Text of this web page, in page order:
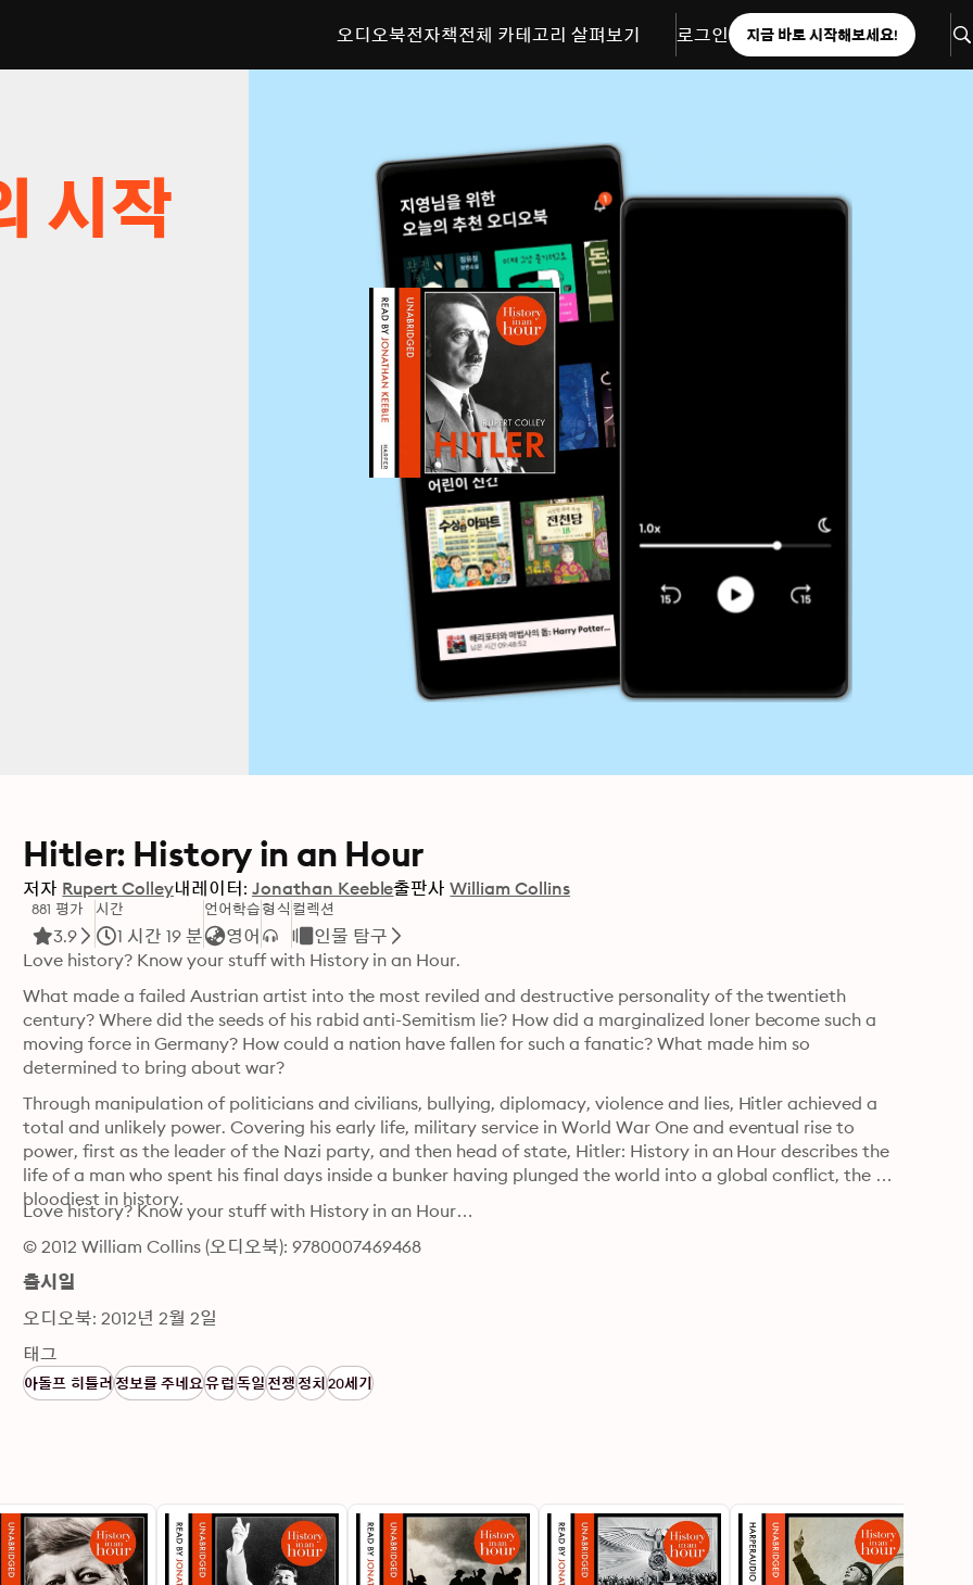
오디오북전자책전체 카테고리 살펴보기 로그인 지금 바로 시작해보세요!
시작
Hitler: History in an Hour
저자 Rupert Colley내레이터: Jonathan Keeble출판사 William Collins
881 평가
3.9
시간
1 시간 19 분
언어학습
영어
형식 컬렉션
인물 탐구
Love history? Know your stuff with History in an Hour.
What made a failed Austrian artist into the most reviled and destructive personality of the twentieth
century? Where did the seeds of his rabid anti-Semitism lie? How did a marginalized loner become such a
moving force in Germany? How could a nation have fallen for such a fanatic? What made him so
determined to bring about war?
Through manipulation of politicians and civilians, bullying, diplomacy, violence and lies, Hitler achieved a
total and unlikely power. Covering his early life, military service in World War One and eventual rise to
power, first as the leader of the Nazi party, and then head of state, Hitler: History in an Hour describes the
life of a man who spent his final days inside a bunker having plunged the world into a global conflict, the
bloodiest in history.
Love history? Know your stuff with History in an Hour…
© 2012 William Collins (오디오북): 9780007469468
출시일
오디오북: 2012년 2월 2일
태그
아돌프 히틀러정보를 주네요유럽독일전쟁정치20세기